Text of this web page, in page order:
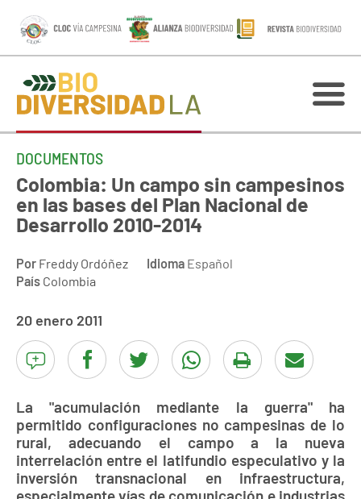
DOCUMENTOS
Colombia: Un campo sin campesinos
en las bases del Plan Nacional de
Desarrollo 2010-2014
Por Freddy Ordóñez Idioma Español
País Colombia
20 enero 2011
La "acumulación mediante la guerra" ha
permitido configuraciones no campesinas de lo
rural, adecuando el campo a la nueva
interrelación entre el latifundio especulativo y la
inversión transnacional en infraestructura,